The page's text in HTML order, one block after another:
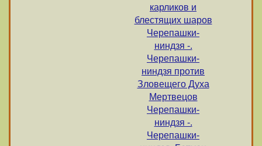
карликов и
блестящих шаров
Черепашки-
ниндзя -.
Черепашки-
ниндзя против
Зловещего Духа
Мертвецов
Черепашки-
ниндзя -.
Черепашки-